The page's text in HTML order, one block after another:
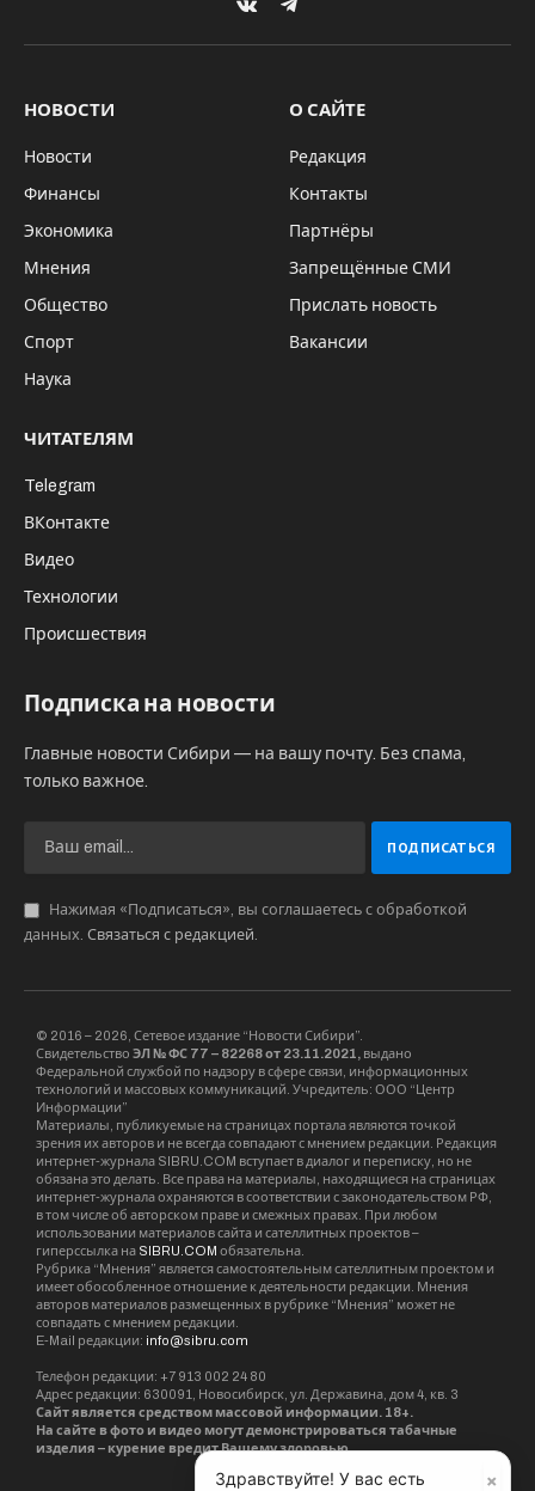
VKontakteTelegram
НОВОСТИ
Новости
Финансы
Экономика
Мнения
Общество
Спорт
Наука
О САЙТЕ
Редакция
Контакты
Партнёры
Запрещённые СМИ
Прислать новость
Вакансии
ЧИТАТЕЛЯМ
Telegram
ВКонтакте
Видео
Технологии
Происшествия
Подписка на новости
Главные новости Сибири — на вашу почту. Без спама,
только важное.
Нажимая «Подписаться», вы соглашаетесь с обработкой
данных. Связаться с редакцией.
© 2016 – 2026, Сетевое издание “Новости Сибири”.
Свидетельство ЭЛ № ФС 77 – 82268 от 23.11.2021, выдано
Федеральной службой по надзору в сфере связи, информационных
технологий и массовых коммуникаций. Учредитель: ООО “Центр
Информации”
Материалы, публикуемые на страницах портала являются точкой
зрения их авторов и не всегда совпадают с мнением редакции. Редакция
интернет-журнала SIBRU.COM вступает в диалог и переписку, но не
обязана это делать. Все права на материалы, находящиеся на страницах
интернет-журнала охраняются в соответствии с законодательством РФ,
в том числе об авторском праве и смежных правах. При любом
использовании материалов сайта и сателлитных проектов –
гиперссылка на SIBRU.COM обязательна.
Рубрика “Мнения” является самостоятельным сателлитным проектом и
имеет обособленное отношение к деятельности редакции. Мнения
авторов материалов размещенных в рубрике “Мнения” может не
совпадать с мнением редакции.
E-Mail редакции: info@sibru.com
Телефон редакции: +7 913 002 24 80
Адрес редакции: 630091, Новосибирск, ул. Державина, дом 4, кв. 3
Сайт является средством массовой информации. 18+.
На сайте в фото и видео могут демонстрироваться табачные
изделия – курение вредит Вашему здоровью.
×
Здравствуйте! У вас есть